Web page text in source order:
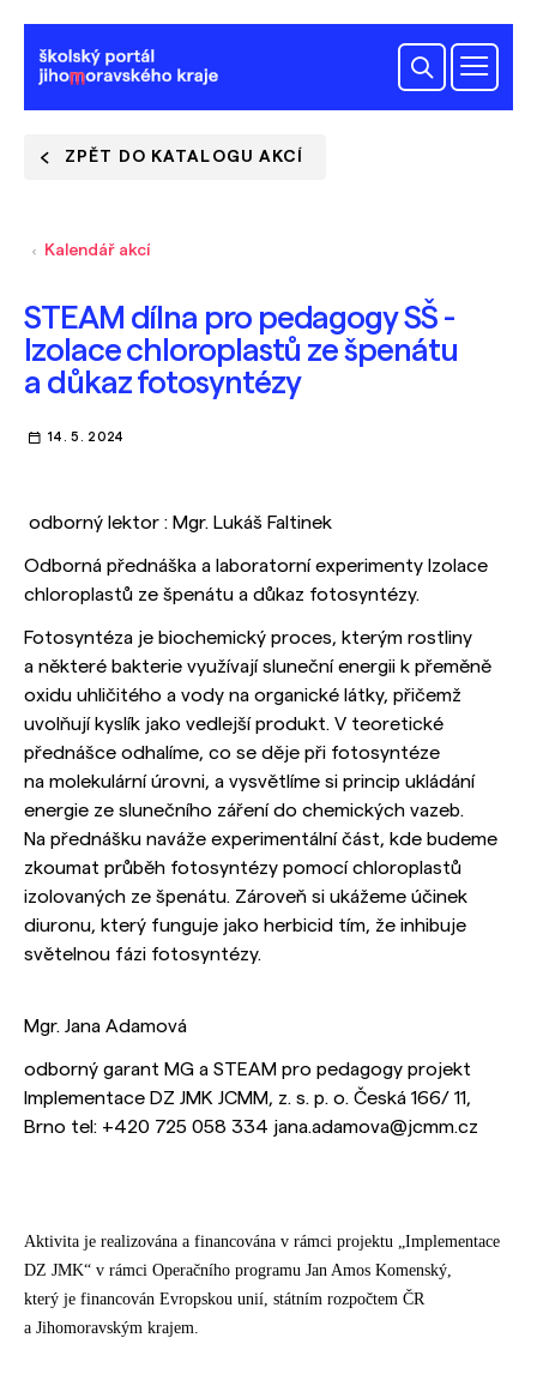
ZPĚT DO KATALOGU AKCÍ
Kalendář akcí
STEAM dílna pro pedagogy SŠ -
Izolace chloroplastů ze špenátu
a důkaz fotosyntézy
14. 5. 2024
odborný lektor : Mgr. Lukáš Faltinek
Odborná přednáška a laboratorní experimenty Izolace
chloroplastů ze špenátu a důkaz fotosyntézy.
Fotosyntéza je biochemický proces, kterým rostliny
a některé bakterie využívají sluneční energii k přeměně
oxidu uhličitého a vody na organické látky, přičemž
uvolňují kyslík jako vedlejší produkt. V teoretické
přednášce odhalíme, co se děje při fotosyntéze
na molekulární úrovni, a vysvětlíme si princip ukládání
energie ze slunečního záření do chemických vazeb.
Na přednášku naváže experimentální část, kde budeme
zkoumat průběh fotosyntézy pomocí chloroplastů
izolovaných ze špenátu. Zároveň si ukážeme účinek
diuronu, který funguje jako herbicid tím, že inhibuje
světelnou fázi fotosyntézy.
Mgr. Jana Adamová
odborný garant MG a STEAM pro pedagogy projekt
Implementace DZ JMK JCMM, z. s. p. o. Česká 166/ 11,
Brno tel: +420 725 058 334 jana.adamova@jcmm.cz
Aktivita je realizována a financována v rámci projektu „Implementace
DZ JMK“ v rámci Operačního programu Jan Amos Komenský,
který je financován Evropskou unií, státním rozpočtem ČR
a Jihomoravským krajem.